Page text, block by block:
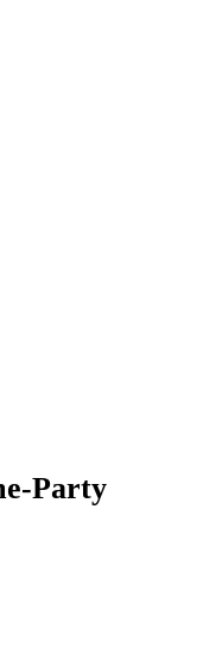
Party